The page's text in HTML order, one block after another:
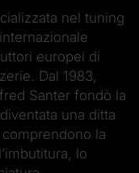
nel tuning
europei di
Dal 1983,
Santer fondò la
una ditta
la
lo